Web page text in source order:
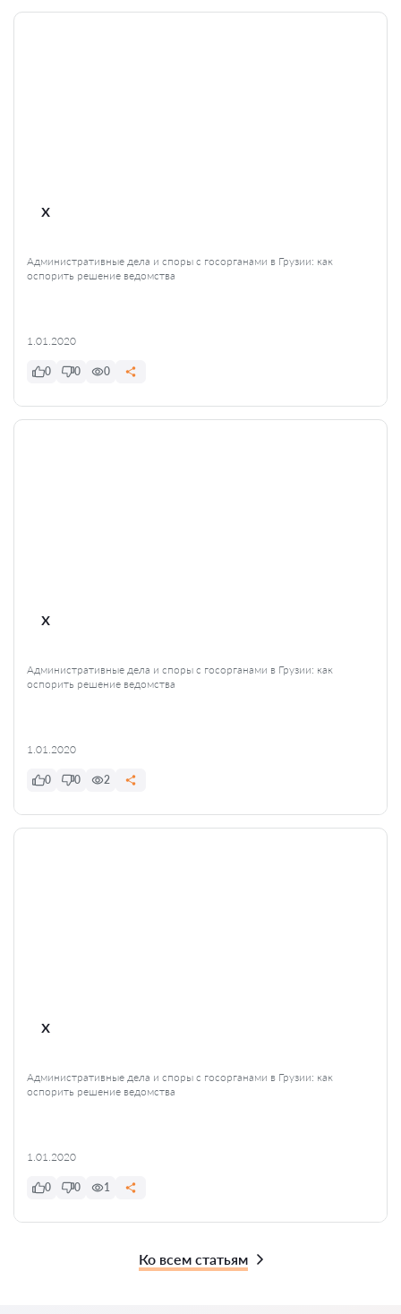
x
Административные дела и споры с госорганами в Грузии: как
оспорить решение ведомства
1.01.2020
0 0 0
x
Административные дела и споры с госорганами в Грузии: как
оспорить решение ведомства
1.01.2020
0 0 2
x
Административные дела и споры с госорганами в Грузии: как
оспорить решение ведомства
1.01.2020
0 0 1
Ко всем статьям